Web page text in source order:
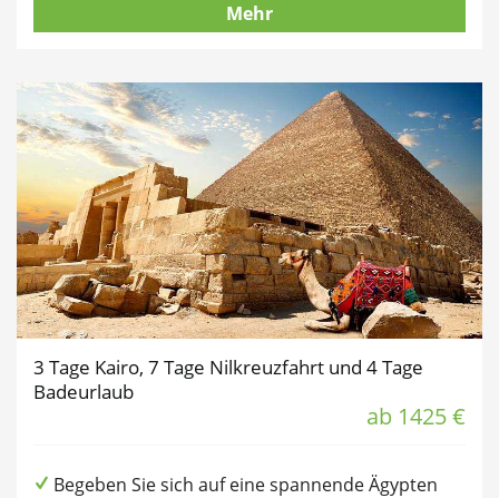
Mehr
3 Tage Kairo, 7 Tage Nilkreuzfahrt und 4 Tage
Badeurlaub
ab 1425 €
Begeben Sie sich auf eine spannende Ägypten